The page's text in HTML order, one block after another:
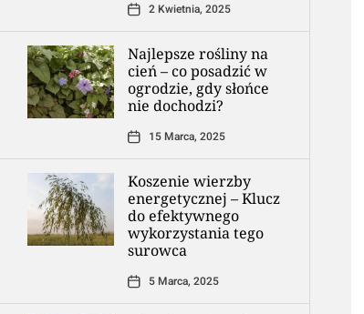
2 Kwietnia, 2025
Najlepsze rośliny na
cień – co posadzić w
ogrodzie, gdy słońce
nie dochodzi?
15 Marca, 2025
Koszenie wierzby
energetycznej – Klucz
do efektywnego
wykorzystania tego
surowca
5 Marca, 2025